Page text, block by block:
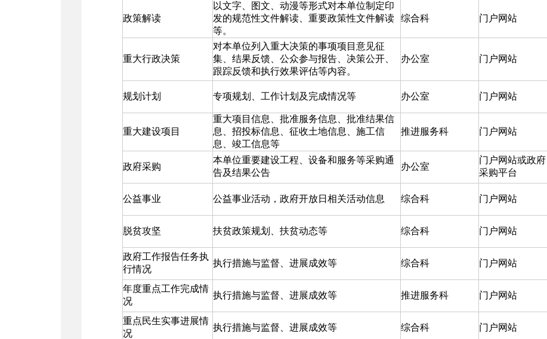
政策解读
以文字、图文、动漫等形式对本单位制定印
发的规范性文件解读、重要政策性文件解读
等。
综合科 门户网站
重大行政决策
对本单位列入重大决策的事项项目意见征
集、结果反馈、公众参与报告、决策公开、
跟踪反馈和执行效果评估等内容。
办公室 门户网站
规划计划 专项规划、工作计划及完成情况等 办公室 门户网站
重大建设项目
重大项目信息、批准服务信息、批准结果信
息、招投标信息、征收土地信息、施工信
息、竣工信息等
推进服务科 门户网站
政府采购
本单位重要建设工程、设备和服务等采购通
告及结果公告
办公室
门户网站或政府
采购平台
公益事业 公益事业活动，政府开放日相关活动信息 综合科 门户网站
脱贫攻坚 扶贫政策规划、扶贫动态等 综合科 门户网站
政府工作报告任务执
行情况
执行措施与监督、进展成效等 综合科 门户网站
年度重点工作完成情
况
执行措施与监督、进展成效等 推进服务科 门户网站
重点民生实事进展情
况
执行措施与监督、进展成效等 综合科 门户网站